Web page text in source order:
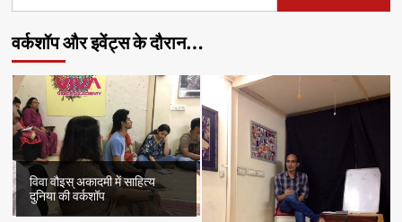
आयी
ग़ज़लें…
वर्कशॉप और इवेंट्स के दौरान…
विवा वौइस् अकादमी में साहित्य
दुनिया की वर्कशॉप